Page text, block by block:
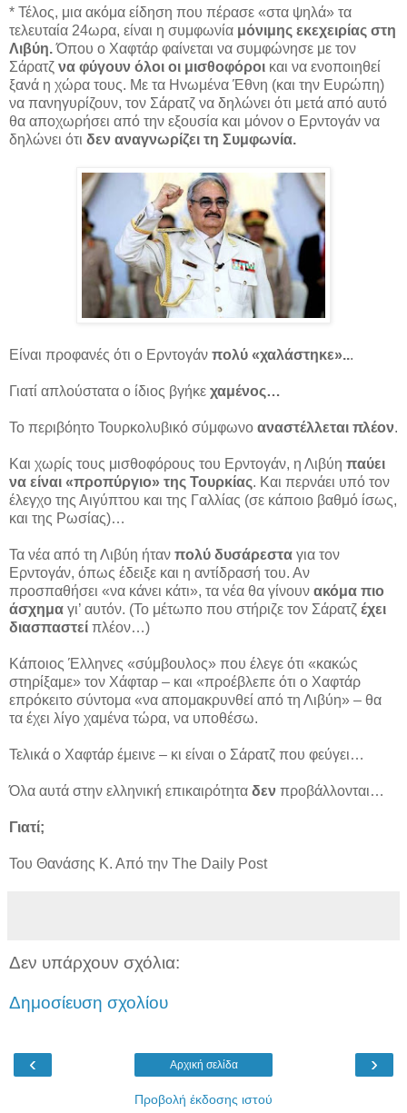
* Τέλος, μια ακόμα είδηση που πέρασε «στα ψηλά» τα
τελευταία 24ωρα, είναι η συμφωνία μόνιμης εκεχειρίας στη
Λιβύη.Όπου ο Χαφτάρ φαίνεται να συμφώνησε με τον
Σάρατζ να φύγουν όλοι οι μισθοφόροι και να ενοποιηθεί
ξανά η χώρα τους. Με τα Ηνωμένα Έθνη (και την Ευρώπη)
να πανηγυρίζουν, τον Σάρατζ να δηλώνει ότι μετά από αυτό
θα αποχωρήσει από την εξουσία και μόνον ο Ερντογάν να
δηλώνει ότι δεν αναγνωρίζει τη Συμφωνία.
Είναι προφανές ότι ο Ερντογάν πολύ «χαλάστηκε»...
Γιατί απλούστατα ο ίδιος βγήκε χαμένος…
Το περιβόητο Τουρκολυβικό σύμφωνο αναστέλλεται πλέον.
Και χωρίς τους μισθοφόρους του Ερντογάν, η Λιβύη παύει
να είναι «προπύργιο» της Τουρκίας. Και περνάει υπό τον
έλεγχο της Αιγύπτου και της Γαλλίας (σε κάποιο βαθμό ίσως,
και της Ρωσίας)…
Τα νέα από τη Λιβύη ήταν πολύ δυσάρεστα για τον
Ερντογάν, όπως έδειξε και η αντίδρασή του. Αν
προσπαθήσει «να κάνει κάτι», τα νέα θα γίνουν ακόμα πιο
άσχημα γι’ αυτόν. (Το μέτωπο που στήριζε τον Σάρατζ έχει
διασπαστεί πλέον…)
Κάποιος Έλληνες «σύμβουλος» που έλεγε ότι «κακώς
στηρίξαμε» τον Χάφταρ – και «προέβλεπε ότι ο Χαφτάρ
επρόκειτο σύντομα «να απομακρυνθεί από τη Λιβύη» – θα
τα έχει λίγο χαμένα τώρα, να υποθέσω.
Τελικά ο Χαφτάρ έμεινε – κι είναι ο Σάρατζ που φεύγει…
Όλα αυτά στην ελληνική επικαιρότητα δεν προβάλλονται…
Γιατί;
Του Θανάσης Κ. Από την The Daily Post
Δεν υπάρχουν σχόλια:
Δημοσίευση σχολίου
‹ ›
Αρχική σελίδα
Προβολή έκδοσης ιστού